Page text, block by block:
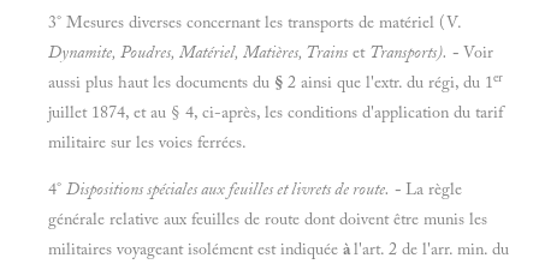
3° Mesures diverses concernant les transports de matériel (V.
Dynamite, Poudres, Matériel, Matières, Trains et Transports). - Voir
aussi plus haut les documents du § 2 ainsi que l'extr. du régi, du 1er
juillet 1874, et au § 4, ci-après, les conditions d'application du tarif
militaire sur les voies ferrées.
4° Dispositions spéciales aux feuilles et livrets de route. - La règle
générale relative aux feuilles de route dont doivent être munis les
militaires voyageant isolément est indiquée àl'art. 2 de l'arr. min. du